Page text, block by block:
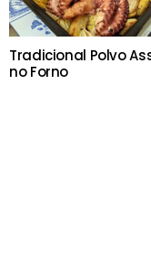
Tradicional Polvo
no Forno